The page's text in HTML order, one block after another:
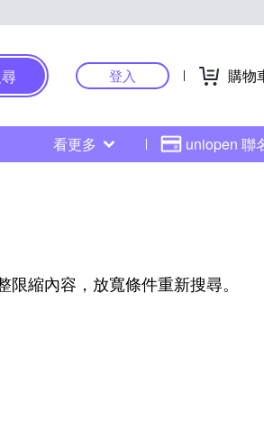
登入 購物
看更多 uniopen 聯
縮內容，放寬條件重新搜尋。